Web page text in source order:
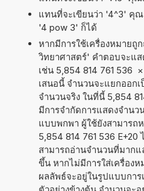
แทนที่จะเขียนว่า '4^3' คุ
'4 pow 3' ก็ได้
หากมีการใช้เครื่องหมาย
วิทยาศาสตร์' คำตอบจะแส
เช่น 5,854 814 761 536 ×
เสนอนี้ จำนวนจะแยกออก
จำนวนจริง ในที่นี้ 5,854
มีการจำกัดการแสดงจำนว
แบบพกพา ผู้ใช้ยังสามารถ
5,854 814 761 536 E+20
สามารถอ่านจำนวนที่มากแ
ขึ้น หากไม่มีการใส่เครื่อง
ผลลัพธ์จะอยู่ในรูปแบบกา